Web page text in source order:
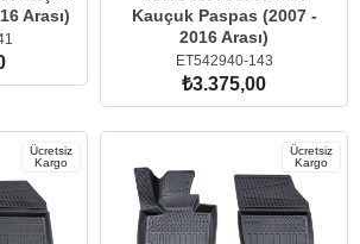
Arası)
Kauçuk Paspas (2007 -
2016 Arası)
ET542940-143
₺3.375,00
SEPETE EKLE
Ücretsiz
Kargo
Ücretsiz
Kargo